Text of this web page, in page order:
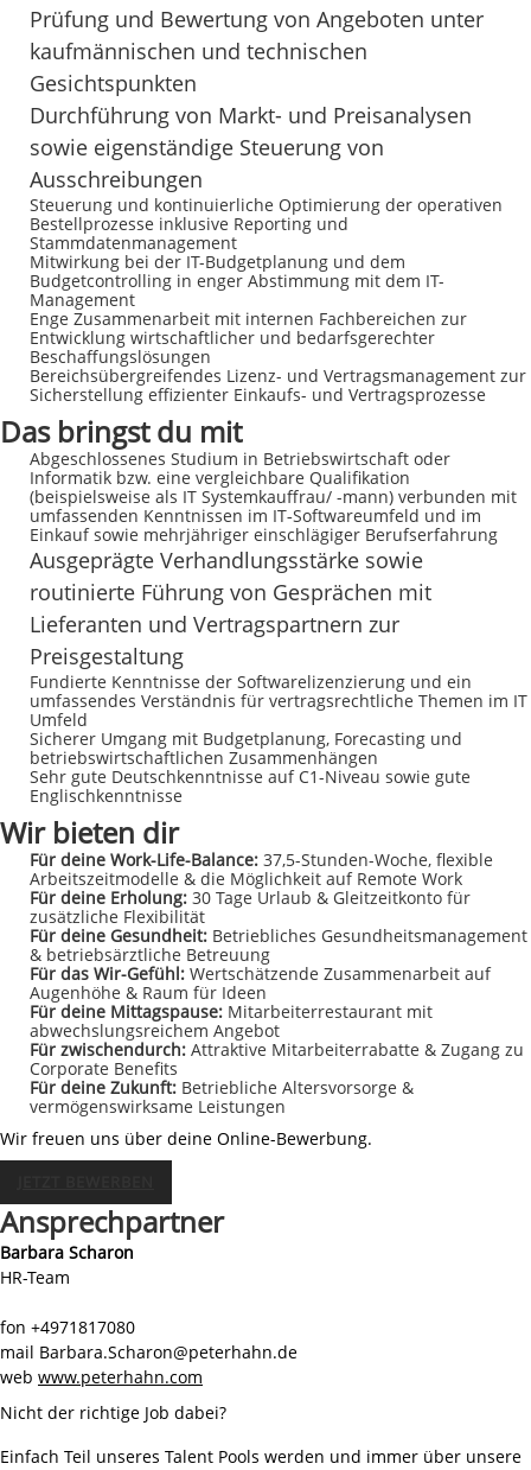
Prüfung und Bewertung von Angeboten unter
kaufmännischen und technischen
Gesichtspunkten
Durchführung von Markt- und Preisanalysen
sowie eigenständige Steuerung von
Ausschreibungen
Steuerung und kontinuierliche Optimierung der operativen
Bestellprozesse inklusive Reporting und
Stammdatenmanagement
Mitwirkung bei der IT-Budgetplanung und dem
Budgetcontrolling in enger Abstimmung mit dem IT-
Management
Enge Zusammenarbeit mit internen Fachbereichen zur
Entwicklung wirtschaftlicher und bedarfsgerechter
Beschaffungslösungen
Bereichsübergreifendes Lizenz- und Vertragsmanagement zur
Sicherstellung effizienter Einkaufs- und Vertragsprozesse
Das bringst du mit
Abgeschlossenes Studium in Betriebswirtschaft oder
Informatik bzw. eine vergleichbare Qualifikation
(beispielsweise als IT Systemkauffrau/ -mann) verbunden mit
umfassenden Kenntnissen im IT‑Softwareumfeld und im
Einkauf sowie mehrjähriger einschlägiger Berufserfahrung
Ausgeprägte Verhandlungsstärke sowie
routinierte Führung von Gesprächen mit
Lieferanten und Vertragspartnern zur
Preisgestaltung
Fundierte Kenntnisse der Softwarelizenzierung und ein
umfassendes Verständnis für vertragsrechtliche Themen im IT
Umfeld
Sicherer Umgang mit Budgetplanung, Forecasting und
betriebswirtschaftlichen Zusammenhängen
Sehr gute Deutschkenntnisse auf C1-Niveau sowie gute
Englischkenntnisse
Wir bieten dir
Für deine Work-Life-Balance: 37,5-Stunden-Woche, flexible
Arbeitszeitmodelle & die Möglichkeit auf Remote Work
Für deine Erholung: 30 Tage Urlaub & Gleitzeitkonto für
zusätzliche Flexibilität
Für deine Gesundheit: Betriebliches Gesundheitsmanagement
& betriebsärztliche Betreuung
Für das Wir-Gefühl: Wertschätzende Zusammenarbeit auf
Augenhöhe & Raum für Ideen
Für deine Mittagspause: Mitarbeiterrestaurant mit
abwechslungsreichem Angebot
Für zwischendurch: Attraktive Mitarbeiterrabatte & Zugang zu
Corporate Benefits
Für deine Zukunft: Betriebliche Altersvorsorge &
vermögenswirksame Leistungen
Wir freuen uns über deine Online-Bewerbung.
Ansprechpartner
Barbara Scharon
HR-Team
fon +4971817080
mail Barbara.Scharon@peterhahn.de
web www.peterhahn.com
Nicht der richtige Job dabei?
Einfach Teil unseres Talent Pools werden und immer über unsere